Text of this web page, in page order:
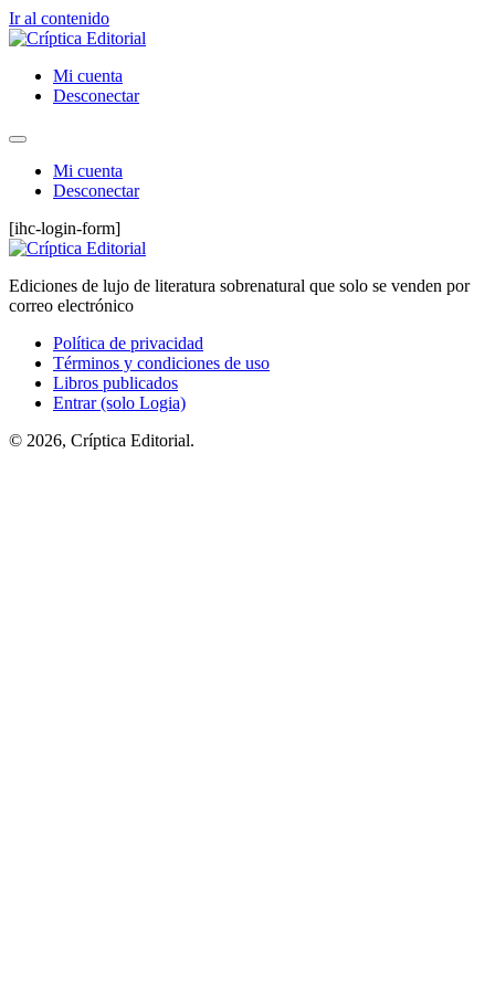
Ir al contenido
Mi cuenta
Desconectar
Mi cuenta
Desconectar
[ihc-login-form]
Ediciones de lujo de literatura sobrenatural que solo se venden por
correo electrónico
Política de privacidad
Términos y condiciones de uso
Libros publicados
Entrar (solo Logia)
© 2026, Críptica Editorial.